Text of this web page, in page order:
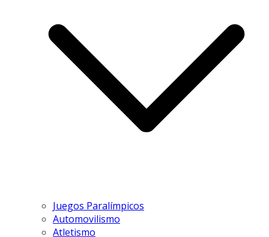
Juegos Paralímpicos
Automovilismo
Atletismo